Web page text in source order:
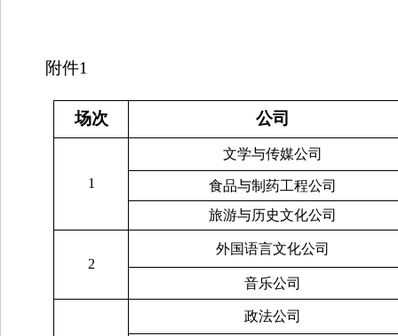
附件1
场次 公司
1
文学与传媒公司
食品与制药工程公司
旅游与历史文化公司
2
外国语言文化公司
音乐公司
政法公司